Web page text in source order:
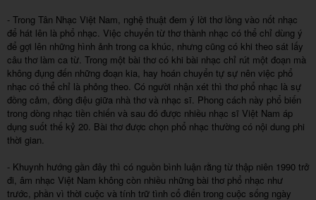
- Trong Tân Nhạc Việt Nam, nghệ thuật đem ý lời thơ lồng vào nốt nhạc
để hát lên là phổ nhạc. Việc chuyển từ thơ thành nhạc có thể chỉ dùng ý
để gợi lên những hình ảnh trong ca khúc, nhưng cũng có khi theo sát lấy
câu thơ làm ca từ. Trong một bài thơ có khi bài nhạc chỉ rút một đoạn mà
không đụng đến những đoạn kia, hay hoán chuyển tự sự nên việc phổ
nhạc có thể chỉ là phỏng theo. Có người nhận xét thì thơ phổ nhạc là sự
đồng cảm, đồng điệu giữa nhà thơ và nhạc sĩ. Phong cách này phổ biến
trong dòng nhạc tiền chiến và sau đó được nhiều nhạc sĩ Việt Nam áp
dụng suốt thế kỷ 20. Bài thơ được chọn phổ nhạc thường có nội dung phi
thời gian.
- Khuynh hướng gần đây thì có nguồn bình luận rằng từ thập niên 1990 trở
đi, âm nhạc Việt Nam không còn nhiều những bài thơ phổ nhạc như
trước, phần vì thời cuộc và tính trữ tình cổ điển trong cuộc sống ngày